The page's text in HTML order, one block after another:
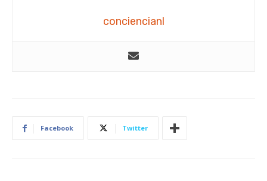
conciencianl
Facebook Twitter